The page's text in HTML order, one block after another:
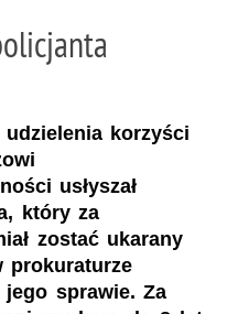
korzyści
usłyszał
który za
zostać ukarany
prokuraturze
sprawie. Za